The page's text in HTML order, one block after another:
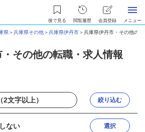
後で見る 閲覧履歴 会員登録 メニュー
県＞兵庫県その他＞兵庫県伊丹市＞兵庫県伊丹市・その他の
その他の転職・求人情報
絞り込む
ない 選択